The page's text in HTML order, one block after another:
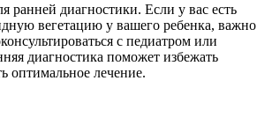
ранней диагностики. Если у вас есть
вегетацию у вашего ребенка, важно
с педиатром или
диагностика поможет избежать
оптимальное лечение.